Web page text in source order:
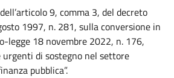
9, comma 3, del decreto
1997, n. 281, sulla conversione in
legge 18 novembre 2022, n. 176,
urgenti di sostegno nel settore
pubblica”.